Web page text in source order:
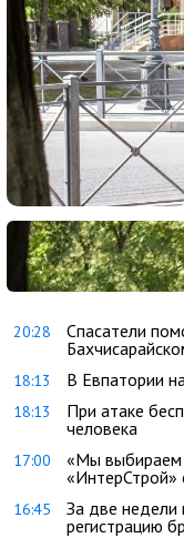
20:28
Спасатели
18:13 В Евпатории
18:13
При атаке
человека
17:00
«Мы выбираем
«ИнтерСтрой»
16:45
За две недели
регистрацию